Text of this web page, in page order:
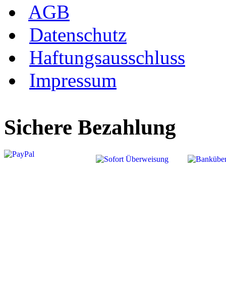
AGB
Datenschutz
Haftungsausschluss
Impressum
Sichere Bezahlung